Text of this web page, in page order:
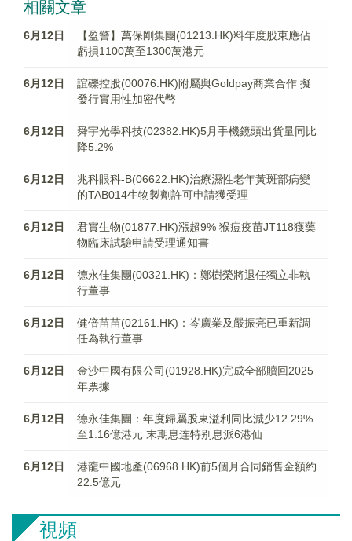
相關文章
6月12日
【盈警】萬保剛集團(01213.HK)料年度股東應佔
虧損1100萬至1300萬港元
6月12日
誼礫控股(00076.HK)附屬與Goldpay商業合作 擬
發行實用性加密代幣
6月12日
舜宇光學科技(02382.HK)5月手機鏡頭出貨量同比
降5.2%
6月12日
兆科眼科-B(06622.HK)治療濕性老年黃斑部病變
的TAB014生物製劑許可申請獲受理
6月12日
君實生物(01877.HK)漲超9% 猴痘疫苗JT118獲藥
物臨床試驗申請受理通知書
6月12日
德永佳集團(00321.HK)：鄭樹榮將退任獨立非執
行董事
6月12日
健倍苗苗(02161.HK)：岑廣業及嚴振亮已重新調
任為執行董事
6月12日
金沙中國有限公司(01928.HK)完成全部贖回2025
年票據
6月12日
德永佳集團：年度歸屬股東溢利同比減少12.29%
至1.16億港元 末期息连特别息派6港仙
6月12日
港龍中國地產(06968.HK)前5個月合同銷售金額約
22.5億元
視頻